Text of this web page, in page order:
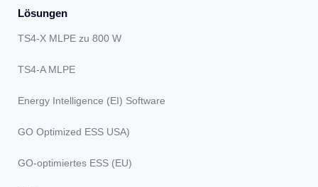
Lösungen
TS4-X MLPE zu 800 W
TS4-A MLPE
Energy Intelligence (EI) Software
GO Optimized ESS USA)
GO-optimiertes ESS (EU)